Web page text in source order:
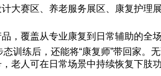
大赛区、养老服务展区、康复护理
，覆盖从专业康复到日常辅助的全场
训练后，还能将“康复师”带回家。
老人可在日常场景中持续恢复下肢